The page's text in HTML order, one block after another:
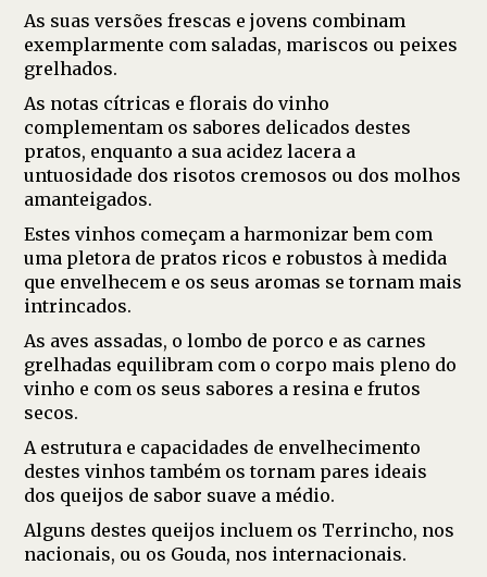
As suas versões frescas e jovens combinam
exemplarmente com saladas, mariscos ou peixes
grelhados.
As notas cítricas e florais do vinho
complementam os sabores delicados destes
pratos, enquanto a sua acidez lacera a
untuosidade dos risotos cremosos ou dos molhos
amanteigados.
Estes vinhos começam a harmonizar bem com
uma pletora de pratos ricos e robustos à medida
que envelhecem e os seus aromas se tornam mais
intrincados.
As aves assadas, o lombo de porco e as carnes
grelhadas equilibram com o corpo mais pleno do
vinho e com os seus sabores a resina e frutos
secos.
A estrutura e capacidades de envelhecimento
destes vinhos também os tornam pares ideais
dos queijos de sabor suave a médio.
Alguns destes queijos incluem os Terrincho, nos
nacionais, ou os Gouda, nos internacionais.